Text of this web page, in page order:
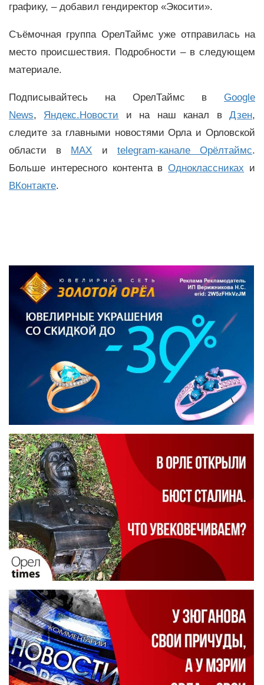
графику, – добавил гендиректор «Экосити».
Съёмочная группа ОрелТаймс уже отправилась на
место происшествия. Подробности – в следующем
материале.
Подписывайтесь на ОрелТаймс в Google
News, Яндекс.Новости и на наш канал вДзен,
следите за главными новостями Орла и Орловской
области в MAX и telegram-канале Орёлтаймс.
Больше интересного контента вОдноклассниках и
ВКонтакте.